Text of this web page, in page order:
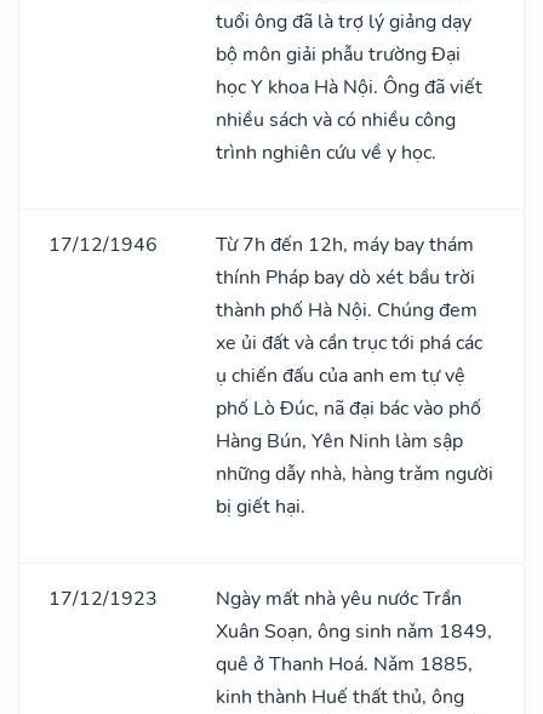
tuổi ông đã là trợ lý giảng dạy
bộ môn giải phẫu trường Đại
học Y khoa Hà Nội. Ông đã viết
nhiều sách và có nhiều công
trình nghiên cứu về y học.
17/12/1946
Từ 7h đến 12h, máy bay thám
thính Pháp bay dò xét bầu trời
thành phố Hà Nội. Chúng đem
xe ủi đất và cần trục tới phá các
ụ chiến đấu của anh em tự vệ
phố Lò Đúc, nã đại bác vào phố
Hàng Bún, Yên Ninh làm sập
những dẫy nhà, hàng trǎm người
bị giết hại.
17/12/1923
Ngày mất nhà yêu nước Trần
Xuân Soạn, ông sinh nǎm 1849,
quê ở Thanh Hoá. Nǎm 1885,
kinh thành Huế thất thủ, ông